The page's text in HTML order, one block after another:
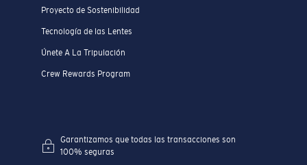
Proyecto de Sostenibilidad
Tecnología de las Lentes
Únete A La Tripulación
Crew Rewards Program
Garantizamos que todas las transacciones son
100% seguras